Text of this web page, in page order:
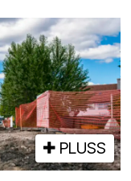
PLUSS